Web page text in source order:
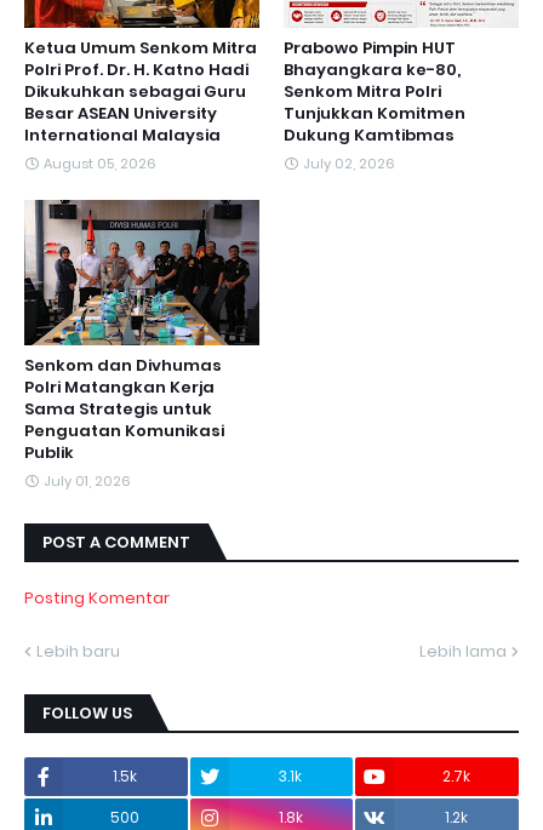
Ketua Umum Senkom Mitra
Polri Prof. Dr. H. Katno Hadi
Dikukuhkan sebagai Guru
Besar ASEAN University
International Malaysia
August 05, 2026
Prabowo Pimpin HUT
Bhayangkara ke-80,
Senkom Mitra Polri
Tunjukkan Komitmen
Dukung Kamtibmas
July 02, 2026
Senkom dan Divhumas
Polri Matangkan Kerja
Sama Strategis untuk
Penguatan Komunikasi
Publik
July 01, 2026
POST A COMMENT
Posting Komentar
Lebih baru Lebih lama
FOLLOW US
1.5k 3.1k
2.7k
500
1.8k 1.2k